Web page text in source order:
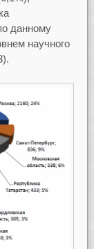
данному
научного